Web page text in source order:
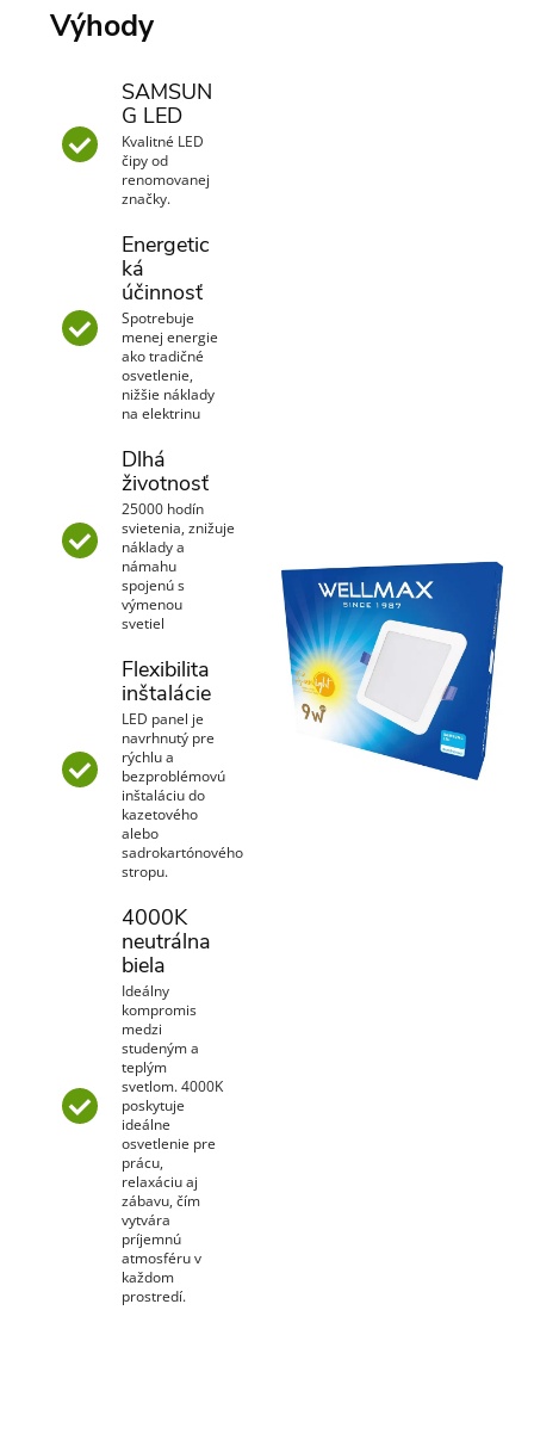
Výhody
SAMSUN
G LED
Kvalitné LED
čipy od
renomovanej
značky.
Energetic
ká
účinnosť
Spotrebuje
menej energie
ako tradičné
osvetlenie,
nižšie náklady
na elektrinu
Dlhá
životnosť
25000 hodín
svietenia, znižuje
náklady a
námahu
spojenú s
výmenou
svetiel
Flexibilita
inštalácie
LED panel je
navrhnutý pre
rýchlu a
bezproblémovú
inštaláciu do
kazetového
alebo
sadrokartónového
stropu.
4000K
neutrálna
biela
Ideálny
kompromis
medzi
studeným a
teplým
svetlom. 4000K
poskytuje
ideálne
osvetlenie pre
prácu,
relaxáciu aj
zábavu, čím
vytvára
príjemnú
atmosféru v
každom
prostredí.